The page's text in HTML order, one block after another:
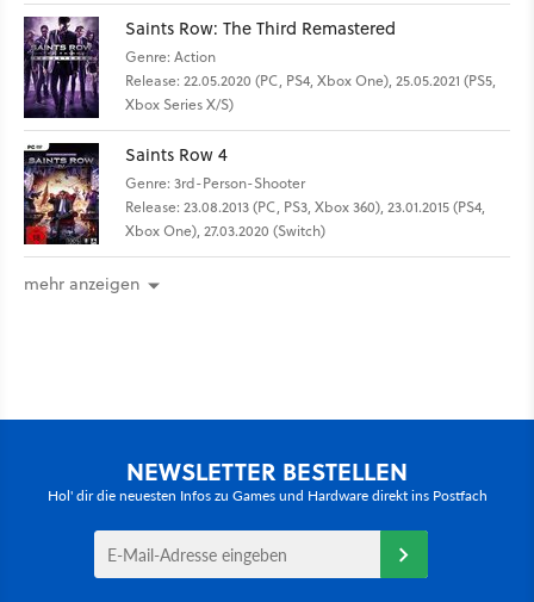
Saints Row: The Third Remastered
Genre: Action
Release: 22.05.2020 (PC, PS4, Xbox One), 25.05.2021 (PS5,
Xbox Series X/S)
Saints Row 4
Genre: 3rd-Person-Shooter
Release: 23.08.2013 (PC, PS3, Xbox 360), 23.01.2015 (PS4,
Xbox One), 27.03.2020 (Switch)
mehr anzeigen
NEWSLETTER BESTELLEN
Hol' dir die neuesten Infos zu Games und Hardware direkt ins Postfach